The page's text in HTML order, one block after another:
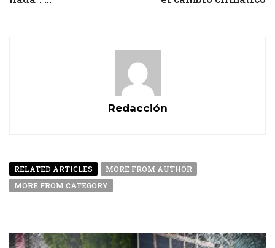
Redacción
RELATED ARTICLES
MORE FROM AUTHOR
MORE FROM CATEGORY